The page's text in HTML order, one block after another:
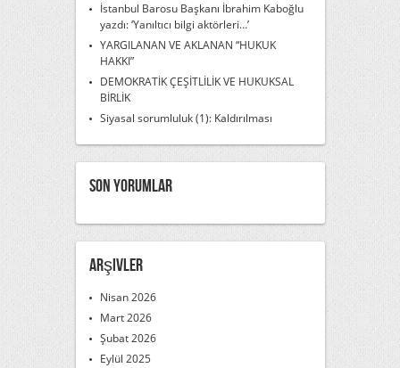
İstanbul Barosu Başkanı İbrahim Kaboğlu
yazdı: ‘Yanıltıcı bilgi aktörleri…’
YARGILANAN VE AKLANAN “HUKUK
HAKKI”
DEMOKRATİK ÇEŞİTLİLİK VE HUKUKSAL
BİRLİK
Siyasal sorumluluk (1): Kaldırılması
Son Yorumlar
Arşivler
Nisan 2026
Mart 2026
Şubat 2026
Eylül 2025